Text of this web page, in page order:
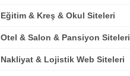
Eğitim & Kreş & Okul Siteleri
Otel & Salon & Pansiyon Siteleri
Nakliyat & Lojistik Web Siteleri